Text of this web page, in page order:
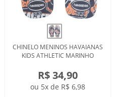
CHINELO MENINOS HAVAIANAS
KIDS ATHLETIC MARINHO
R$ 34,90
ou 5x de R$ 6,98